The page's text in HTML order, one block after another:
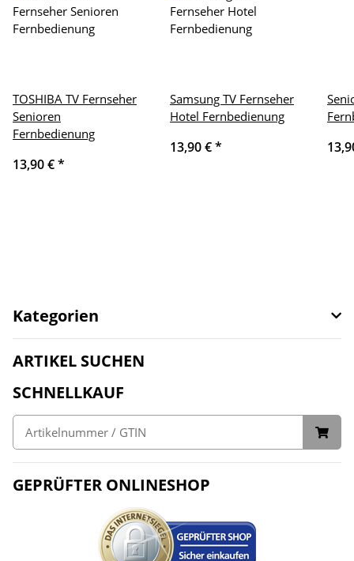
TOSHIBA TV Fernseher
Senioren
Fernbedienung
13,90 €*
Samsung TV Fernseher
Hotel Fernbedienung
13,90 €*
Kategorien
ARTIKEL SUCHEN
SCHNELLKAUF
GEPRÜFTER ONLINESHOP